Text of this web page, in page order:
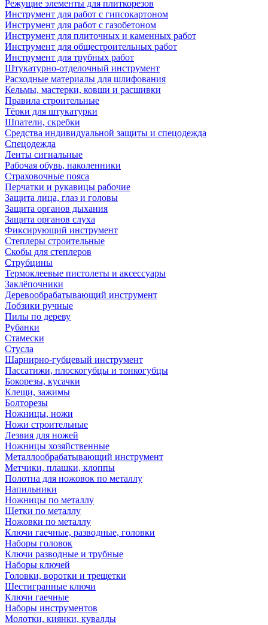
Режущие элементы для плиткорезов
Инструмент для работ с гипсокартоном
Инструмент для работ с газобетоном
Инструмент для плиточных и каменных работ
Инструмент для общестроительных работ
Инструмент для трубных работ
Штукатурно-отделочный инструмент
Расходные материалы для шлифования
Кельмы, мастерки, ковши и расшивки
Правила строительные
Тёрки для штукатурки
Шпатели, скребки
Средства индивидуальной защиты и спецодежда
Спецодежда
Ленты сигнальные
Рабочая обувь, наколенники
Страховочные пояса
Перчатки и рукавицы рабочие
Защита лица, глаз и головы
Защита органов дыхания
Защита органов слуха
Фиксирующий инструмент
Степлеры строительные
Скобы для степлеров
Струбцины
Термоклеевые пистолеты и аксессуары
Заклёпочники
Деревообрабатывающий инструмент
Лобзики ручные
Пилы по дереву
Рубанки
Стамески
Стусла
Шарнирно-губцевый инструмент
Пассатижи, плоскогубцы и тонкогубцы
Бокорезы, кусачки
Клещи, зажимы
Болторезы
Ножницы, ножи
Ножи строительные
Лезвия для ножей
Ножницы хозяйственные
Металлообрабатывающий инструмент
Метчики, плашки, клоппы
Полотна для ножовок по металлу
Напильники
Ножницы по металлу
Щетки по металлу
Ножовки по металлу
Ключи гаечные, разводные, головки
Наборы головок
Ключи разводные и трубные
Наборы ключей
Головки, воротки и трещетки
Шестигранные ключи
Ключи гаечные
Наборы инструментов
Молотки, киянки, кувалды